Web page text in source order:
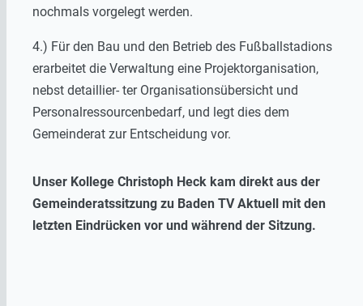
nochmals vorgelegt werden.
4.) Für den Bau und den Betrieb des Fußballstadions
erarbeitet die Verwaltung eine Projektorganisation,
nebst detaillier- ter Organisationsübersicht und
Personalressourcenbedarf, und legt dies dem
Gemeinderat zur Entscheidung vor.
Unser Kollege Christoph Heck kam direkt aus der
Gemeinderatssitzung zu Baden TV Aktuell mit den
letzten Eindrücken vor und während der Sitzung.